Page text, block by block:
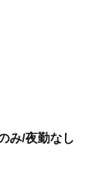
み/夜勤なし